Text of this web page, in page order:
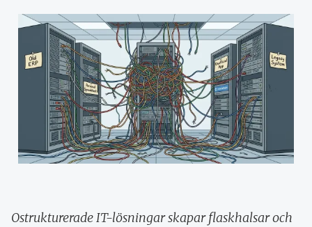
Ostrukturerade IT-lösningar skapar flaskhalsar och